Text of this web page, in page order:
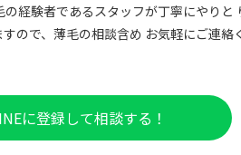
の経験者であるスタッフが丁寧にやりと
ので、薄毛の相談含め お気軽にご連絡
に登録して相談する！